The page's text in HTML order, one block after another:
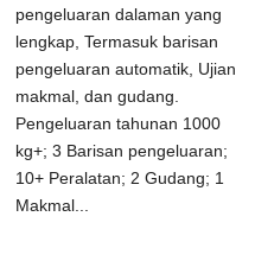
pengeluaran dalaman yang
lengkap, Termasuk barisan
pengeluaran automatik, Ujian
makmal, dan gudang.
Pengeluaran tahunan 1000
kg+; 3 Barisan pengeluaran;
10+ Peralatan; 2 Gudang; 1
Makmal...